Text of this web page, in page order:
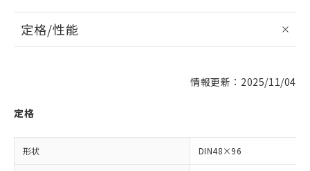
定格/性能
情報更新：2025/11/04
定格
形状 DIN48×96